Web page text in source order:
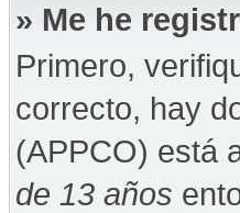
» Me he
Primero,
correcto, hay
(APPCO) está
de 13 años